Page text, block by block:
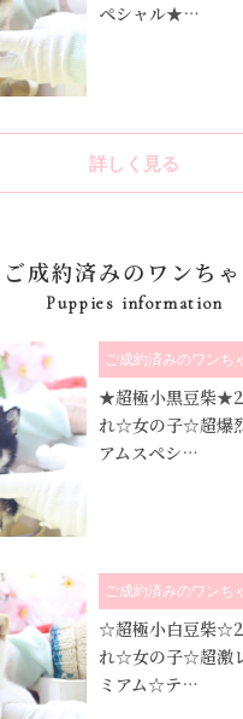
ペシャル★…
詳しく見る
ご成約済みのワンち
Puppies information
ご成約済みのワンち
★超極小黒豆柴
れ☆女の子☆超爆
アムスペシ…
ご成約済みのワンち
☆超極小白豆柴
れ☆女の子☆超激
ミアム☆テ…